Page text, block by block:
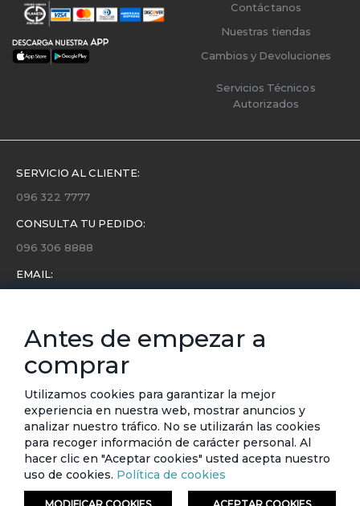
Contáctanos
Nuestras tiendas
Cambios y Devoluciones
Servicios Técnicos
Autorizados
SERVICIO AL CLIENTE:
096 322 7777
CONSULTA TU PEDIDO:
096 306 8888
EMAIL:
Conoce toda la información sobre últimas colecciones,
eventos y ofertas.
Subscríbete a nuestro newsletter
SUSCRIBIRSE
Antes de empezar a
comprar
Utilizamos cookies para garantizar la mejor
experiencia en nuestra web, mostrar anuncios y
analizar nuestro tráfico. No se utilizarán las cookies
para recoger información de carácter personal. Al
hacer clic en "Aceptar cookies" usted acepta nuestro
uso de cookies. Política de cookies